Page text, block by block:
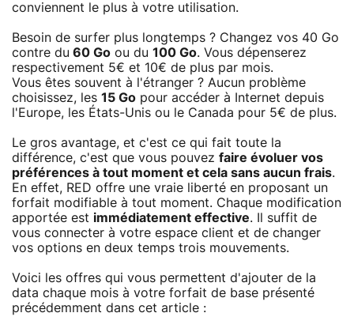
conviennent le plus à votre utilisation.
Besoin de surfer plus longtemps ? Changez vos 40 Go
contre du 60 Go ou du 100 Go. Vous dépenserez
respectivement 5€ et 10€ de plus par mois.
Vous êtes souvent à l'étranger ? Aucun problème
choisissez, les 15 Go pour accéder à Internet depuis
l'Europe, les États-Unis ou le Canada pour 5€ de plus.
Le gros avantage, et c'est ce qui fait toute la
différence, c'est que vous pouvez faire évoluer vos
préférences à tout moment et cela sans aucun frais.
En effet, RED offre une vraie liberté en proposant un
forfait modifiable à tout moment. Chaque modification
apportée est immédiatement effective. Il suffit de
vous connecter à votre espace client et de changer
vos options en deux temps trois mouvements.
Voici les offres qui vous permettent d'ajouter de la
data chaque mois à votre forfait de base présenté
précédemment dans cet article :